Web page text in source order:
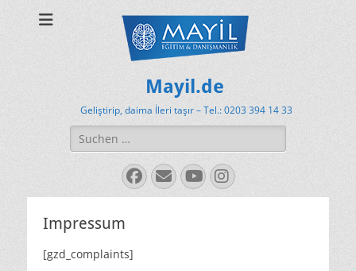
Mayil.de
Geliştirip, daima İleri taşır – Tel.: 0203 394 14 33
Suchen
nach:
Facebook
E-
Mail
YouTube
Instagram
Impressum
[gzd_complaints]